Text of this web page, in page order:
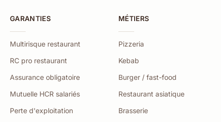
GARANTIES
Multirisque restaurant
RC pro restaurant
Assurance obligatoire
Mutuelle HCR salariés
Perte d'exploitation
MÉTIERS
Pizzeria
Kebab
Burger / fast-food
Restaurant asiatique
Brasserie